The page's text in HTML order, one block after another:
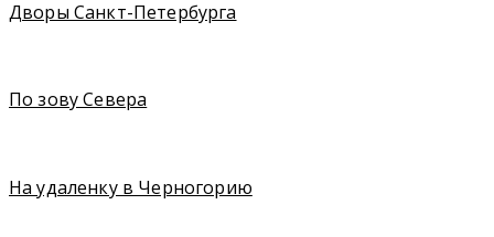
Дворы Санкт-Петербурга
По зову Севера
На удаленку в Черногорию